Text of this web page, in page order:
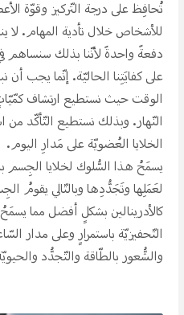
تُحافِظ على درجة التّركيز وقوّة
للأشخاص خلال تأدية المهام. لا
دفعةََ واحدةََ لأنّنا بذلك سنساهم
على كفايَتِنا الحاليّة. إنّما يجب أن
الوقت حيث نستطيع ارتشاف
النّهار. وبذلك نستطيع التّأكّد من
الخلايا العُضويّة على مَدارِ اليوم.
يسمَحُ هذا السُّلوك لخلايا الجِسم
لعَمَلِها وتَجَدُّدِها وبالتّالي يقومُ
كالأدرينالين بشكلِِ أفضل مما يسمَحُ
التّحفيزيّة باستمرارِِ وعلى مدار
والشُّعور بالطّاقة والتّجدُّد